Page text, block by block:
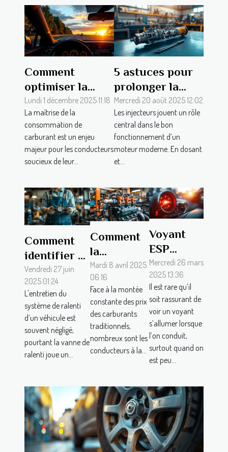
Comment
optimiser la
consommation
de carburant de
votre véhicule ?
Lundi 1 décembre 2025 11:18
La maîtrise de la
consommation de
carburant est un enjeu
majeur pour les conducteurs
soucieux de leur...
5 astuces pour
prolonger la
durée de vie de
vos injecteurs
Mercredi 20 août 2025 12:02
Les injecteurs jouent un rôle
central dans le bon
fonctionnement d’un
moteur moderne. En dosant
et...
Comment
identifier et
remplacer
une vanne
de ralenti
défectueuse
?
Vendredi 27 juin
2025 01:24
L'entretien du
système de ralenti
d’un véhicule est
souvent négligé,
pourtant la vanne de
ralenti joue un...
Comment
la
conversion
à l'éthanol
peut
alléger
votre
budget
carburant
Mardi 8 avril 2025
06:16
Face à la montée
constante des prix
des carburants
traditionnels,
nombreux sont les
conducteurs à la...
Voyant
ESP
allumé :
que
faire ?
Mercredi 26 mars
2025 13:36
Il est rare qu’il
soit rassurant de
voir un voyant
s’allumer lorsque
l’on conduit,
surtout quand on
est peu...